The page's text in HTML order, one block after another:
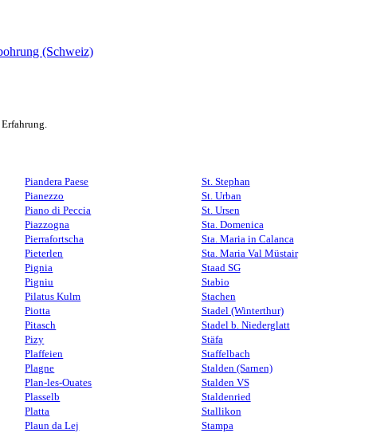
Piandera Paese
Pianezzo
Piano di Peccia
Piazzogna
Pierrafortscha
Pieterlen
Pignia
Pigniu
Pilatus Kulm
Piotta
Pitasch
Pizy
Plaffeien
Plagne
Plan-les-Ouates
Plasselb
Platta
Plaun da Lej
St. Stephan
St. Urban
St. Ursen
Sta. Domenica
Sta. Maria in Calanca
Sta. Maria Val Müstair
Staad SG
Stabio
Stachen
Stadel (Winterthur)
Stadel b. Niederglatt
Stäfa
Staffelbach
Stalden (Sarnen)
Stalden VS
Staldenried
Stallikon
Stampa